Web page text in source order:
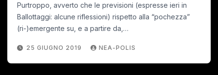
Purtroppo, avverto che le previsioni (espresse ieri in
Ballottaggi: alcune riflessioni) rispetto alla “pochezza”
(ri-)emergente su, e a partire da,…
25 GIUGNO 2019 NEA-POLIS